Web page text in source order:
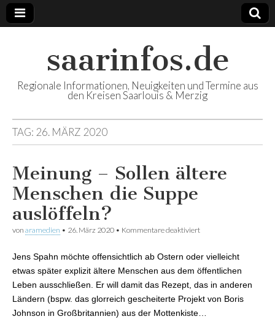
saarinfos.de
Regionale Informationen, Neuigkeiten und Termine aus
den Kreisen Saarlouis & Merzig
TAG: 26. MÄRZ 2020
Meinung – Sollen ältere
Menschen die Suppe
auslöffeln?
von aramedien • 26. März 2020 • Kommentare deaktiviert
Jens Spahn möchte offensichtlich ab Ostern oder vielleicht
etwas später explizit ältere Menschen aus dem öffentlichen
Leben ausschließen. Er will damit das Rezept, das in anderen
Ländern (bspw. das glorreich gescheiterte Projekt von Boris
Johnson in Großbritannien) aus der Mottenkiste…